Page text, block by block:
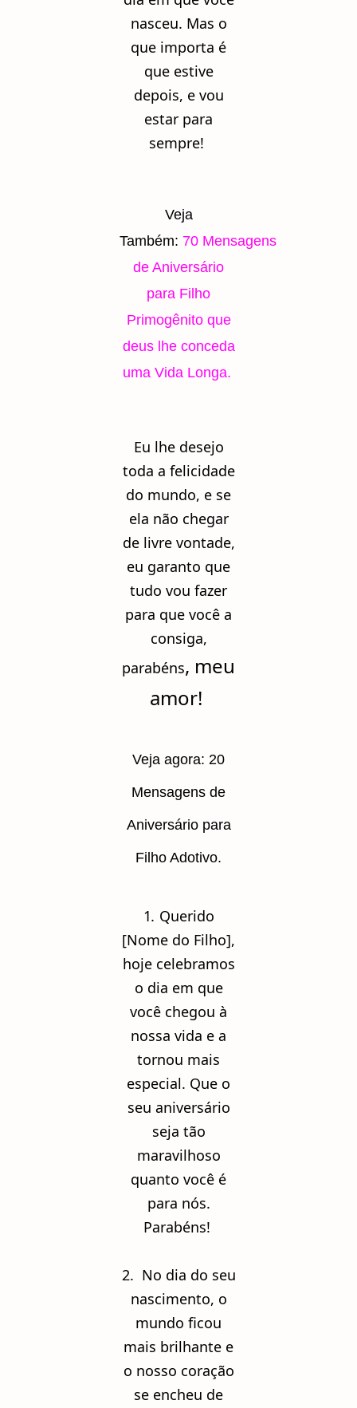
nasceu. Mas o
que importa é
que estive
depois, e vou
estar para
sempre!
Veja
Também: 70 Mensagens
de Aniversário
para Filho
Primogênito que
deus lhe conceda
uma Vida Longa.
Eu lhe desejo
toda a felicidade
do mundo, e se
ela não chegar
de livre vontade,
eu garanto que
tudo vou fazer
para que você a
consiga,
parabéns, meu
amor!
Veja agora: 20
Mensagens de
Aniversário para
Filho Adotivo.
1. Querido
[Nome do Filho],
hoje celebramos
o dia em que
você chegou à
nossa vida e a
tornou mais
especial. Que o
seu aniversário
seja tão
maravilhoso
quanto você é
para nós.
Parabéns!
2. No dia do seu
nascimento, o
mundo ficou
mais brilhante e
o nosso coração
se encheu de